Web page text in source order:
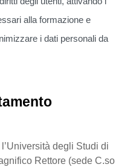
alla formazione e
i dati personali da
l’Università degli Studi di
Rettore (sede C.so